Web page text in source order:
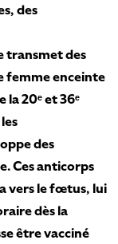
des
transmet des
femme enceinte
20ᵉ et 36ᵉ
des
Ces anticorps
vers le fœtus, lui
dès la
être vacciné